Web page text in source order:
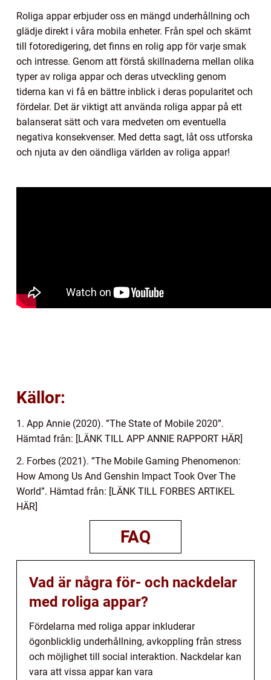
Roliga appar erbjuder oss en mängd underhållning och
glädje direkt i våra mobila enheter. Från spel och skämt
till fotoredigering, det finns en rolig app för varje smak
och intresse. Genom att förstå skillnaderna mellan olika
typer av roliga appar och deras utveckling genom
tiderna kan vi få en bättre inblick i deras popularitet och
fördelar. Det är viktigt att använda roliga appar på ett
balanserat sätt och vara medveten om eventuella
negativa konsekvenser. Med detta sagt, låt oss utforska
och njuta av den oändliga världen av roliga appar!
Källor:
1. App Annie (2020). ”The State of Mobile 2020”.
Hämtad från: [LÄNK TILL APP ANNIE RAPPORT HÄR]
2. Forbes (2021). ”The Mobile Gaming Phenomenon:
How Among Us And Genshin Impact Took Over The
World”. Hämtad från: [LÄNK TILL FORBES ARTIKEL
HÄR]
FAQ
Vad är några för- och nackdelar
med roliga appar?
Fördelarna med roliga appar inkluderar
ögonblicklig underhållning, avkoppling från stress
och möjlighet till social interaktion. Nackdelar kan
vara att vissa appar kan vara